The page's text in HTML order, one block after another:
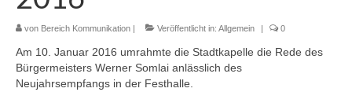
Chronik
Orchester
Ausbildung
von Bereich Kommunikation | Veröffentlicht in: Allgemein | 0
Am 10. Januar 2016 umrahmte die Stadtkapelle die Rede des
Bürgermeisters Werner Somlai anlässlich des
Neujahrsempfangs in der Festhalle.